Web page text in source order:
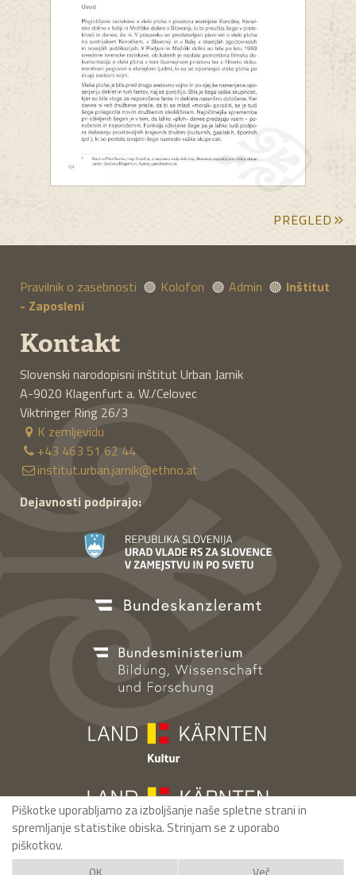
knjižnem jeziku, v nemškem jeziku
in etimološko razlago
Pavel Apovnik
Vleka ploha na
avstrijskem Koroškem
in onstran meja s
Slovenijo in z Italijo
Martina Piko-Rustia
PREGLED
Pravilnik o zasebnosti Kolofon Admin
Inštitut
- Zaposleni
Kontakt
Slovenski narodopisni inštitut Urban Jarnik
A-9020 Klagenfurt a. W./Celovec
Viktringer Ring 26/3
K zemljevidu
+43 463 51 62 44
institut.urban.jarnik@ethno.at
Dejavnosti podpirajo:
Piškotke uporabljamo za izboljšanje naše spletne strani in
spremljanje statistike obiska. Strinjam se z uporabo
piškotkov.
OK Več